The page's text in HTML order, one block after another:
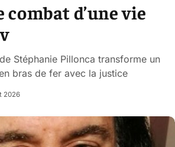
combat d’une vie
Stéphanie Pillonca transforme un
bras de fer avec la justice
2026